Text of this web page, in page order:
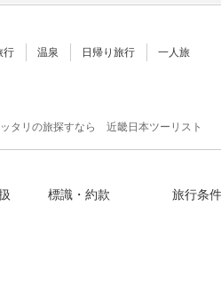
行 温泉 日帰り旅行 一人旅
タリの旅探すなら 近畿日本ツーリスト
標識・約款 旅行条